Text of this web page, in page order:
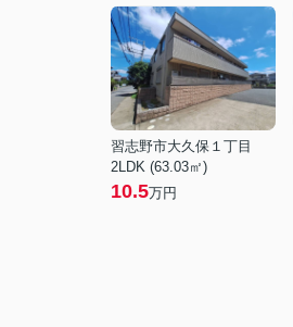
習志野市大久保１丁目
2LDK (63.03㎡)
10.5万円